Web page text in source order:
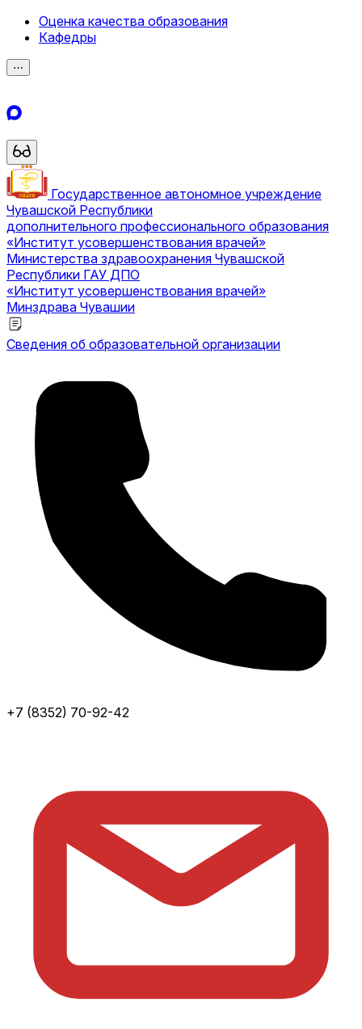
Оценка качества образования
Кафедры
⋯
Государственное автономное учреждение
Чувашской Республики
дополнительного профессионального образования
«Институт усовершенствования врачей»
Министерства здравоохранения Чувашской
Республики ГАУ ДПО
«Институт усовершенствования врачей»
Минздрава Чувашии
Сведения об образовательной организации
+7 (8352) 70-92-42